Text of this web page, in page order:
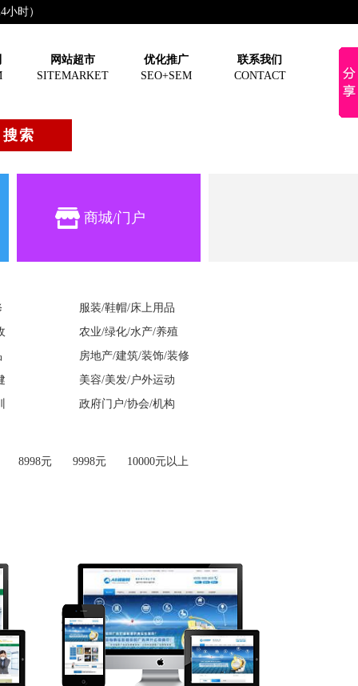
小时）
网站超市
SITEMARKET
优化推广
SEO+SEM
联系我们
CONTACT
惠进行中，快快抢购吧!
商城/门户
服装/鞋帽/床上用品
农业/绿化/水产/养殖
房地产/建筑/装饰/装修
美容/美发/户外运动
政府门户/协会/机构
8998元 9998元 10000元以上